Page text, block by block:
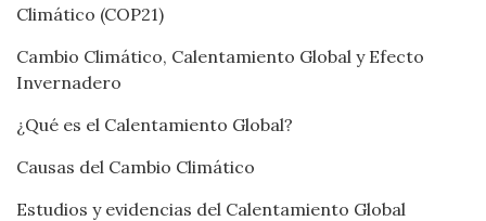
Climático (COP21)
Cambio Climático, Calentamiento Global y Efecto
Invernadero
¿Qué es el Calentamiento Global?
Causas del Cambio Climático
Estudios y evidencias del Calentamiento Global